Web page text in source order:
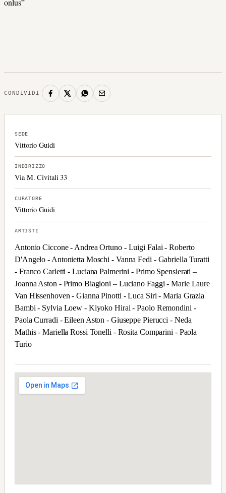
onlus”
CONDIVIDI
SEDE
Vittorio Guidi
INDIRIZZO
Via M. Civitali 33
CURATORE
Vittorio Guidi
ARTISTI
Antonio Ciccone - Andrea Ortuno - Luigi Falai - Roberto
D'Angelo - Antonietta Moschi - Vanna Fedi - Gabriella Turatti
- Franco Carletti - Luciana Palmerini - Primo Spensierati –
Joanna Aston - Primo Biagioni – Luciano Faggi - Marie Laure
Van Hissenhoven - Gianna Pinotti - Luca Siri - Maria Grazia
Bambi - Sylvia Loew - Kiyoko Hirai - Paolo Remondini -
Paola Curradi - Eileen Aston - Giuseppe Pierucci - Neda
Mathis - Mariella Rossi Tonelli - Rosita Comparini - Paola
Turio